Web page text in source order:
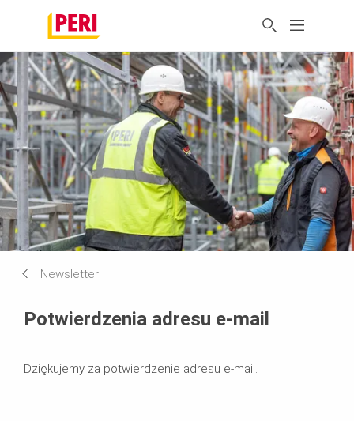
Newsletter
Potwierdzenia adresu e-mail
Dziękujemy za potwierdzenie adresu e-mail.